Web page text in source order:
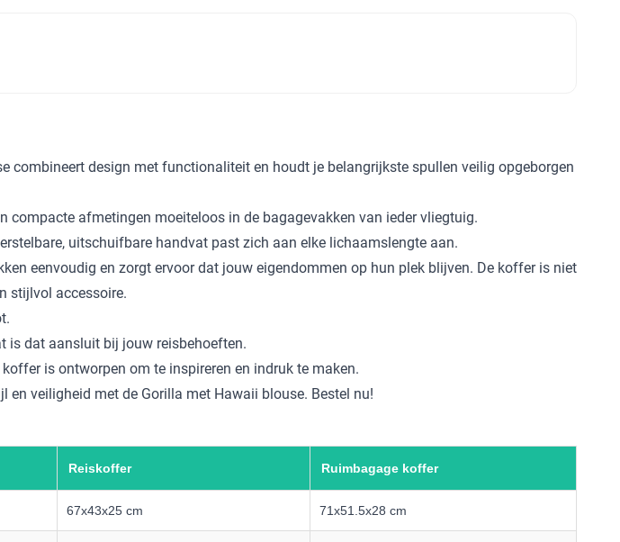
combineert design met functionaliteit en houdt je belangrijkste spullen veilig opgeborgen
afmetingen moeiteloos in de bagagevakken van ieder vliegtuig.
uitschuifbare handvat past zich aan elke lichaamslengte aan.
eenvoudig en zorgt ervoor dat jouw eigendommen op hun plek blijven. De koffer is niet
stijlvol accessoire.
is dat aansluit bij jouw reisbehoeften.
is ontworpen om te inspireren en indruk te maken.
en veiligheid met de Gorilla met Hawaii blouse. Bestel nu!
Reiskoffer Ruimbagage koffer
67x43x25 cm 71x51.5x28 cm